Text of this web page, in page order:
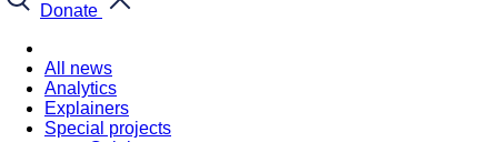
Donate
All news
Analytics
Explainers
Special projects